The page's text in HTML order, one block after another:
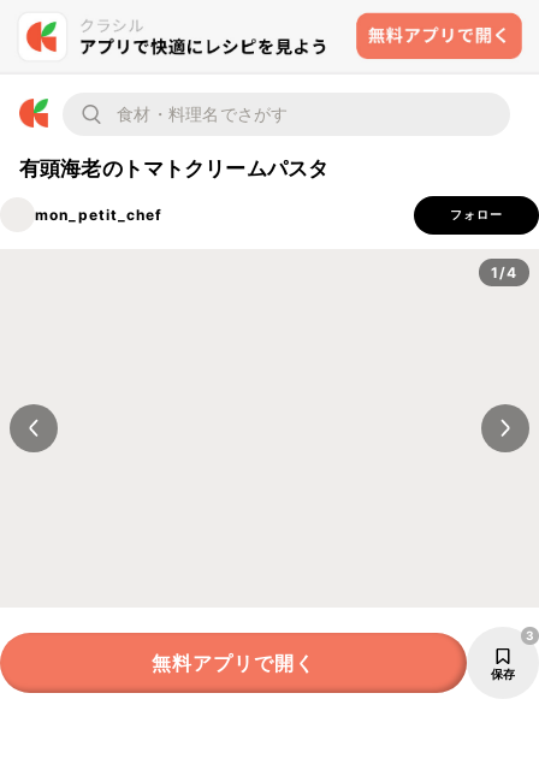
有頭海老のトマトクリームパスタ
mon_petit_chef フォロー
1/4
無料アプリで開く 保存
3